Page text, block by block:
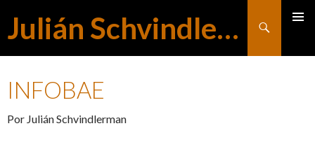
Julián Schvindlerman
Buscar
INFOBAE
Por Julián Schvindlerman